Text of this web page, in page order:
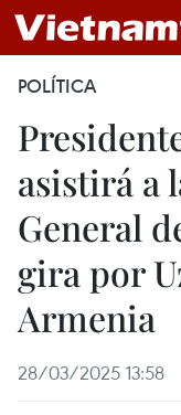
POLÍTICA
asistirá a
General
gira por
Armenia
28/03/2025 13:58